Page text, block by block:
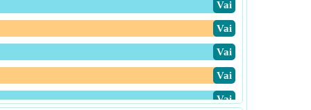
​Vai
​Vai
​Vai
​Vai
​Vai